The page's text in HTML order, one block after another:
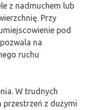
z nadmuchem lub
Przy
pod
na
ruchu
W trudnych
z dużymi